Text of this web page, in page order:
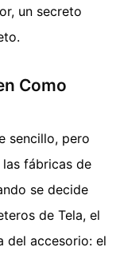
un secreto
Como
sencillo, pero
fábricas de
se decide
de Tela, el
del accesorio: el